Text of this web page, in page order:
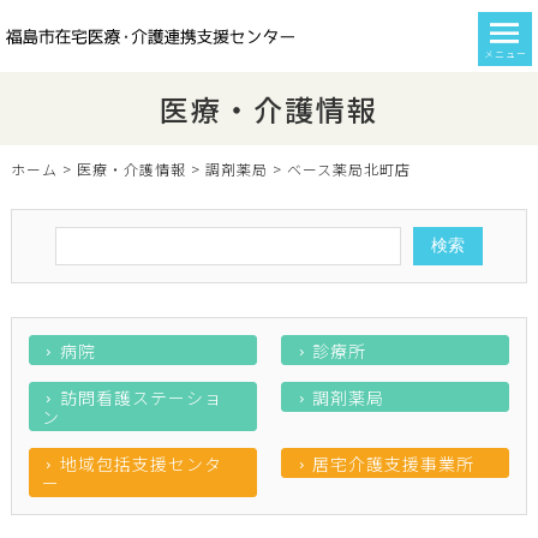
メニュー
医療・介護情報
ホーム > 医療・介護情報 > 調剤薬局 > ベース薬局北町店
病院
診療所
訪問看護ステーショ
ン
調剤薬局
地域包括支援センタ
ー
居宅介護支援事業所